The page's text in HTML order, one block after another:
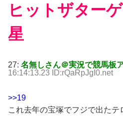
ヒットザター
星
27: 名無しさん＠実況で競馬板
16:14:13.23 ID:rQaRpJgI0.net
>>19
これ去年の宝塚でフジで出たテ